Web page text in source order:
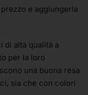
e aggiungerla
di alta qualità a
per la loro
una buona resa
sia che con colori